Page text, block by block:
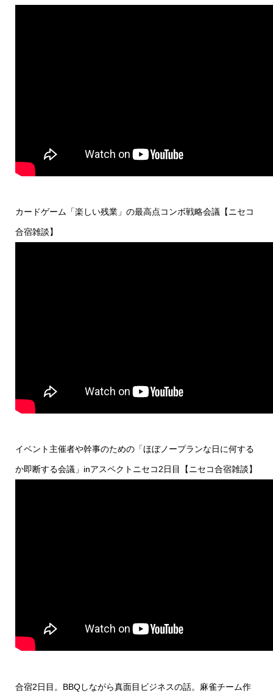
カードゲーム「楽しい残業」の最高点コンボ戦略会議【ニセコ
合宿雑談】
イベント主催者や幹事のための「ほぼノープランな日に何する
か即断する会議」inアスペクトニセコ2日目【ニセコ合宿雑談】
合宿2日目。BBQしながら真面目ビジネスの話。麻雀チーム作